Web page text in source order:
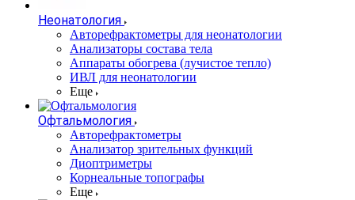
Неонатология
Авторефрактометры для неонатологии
Анализаторы состава тела
Аппараты обогрева (лучистое тепло)
ИВЛ для неонатологии
Еще
Офтальмология
Авторефрактометры
Анализатор зрительных функций
Диоптриметры
Корнеальные топографы
Еще